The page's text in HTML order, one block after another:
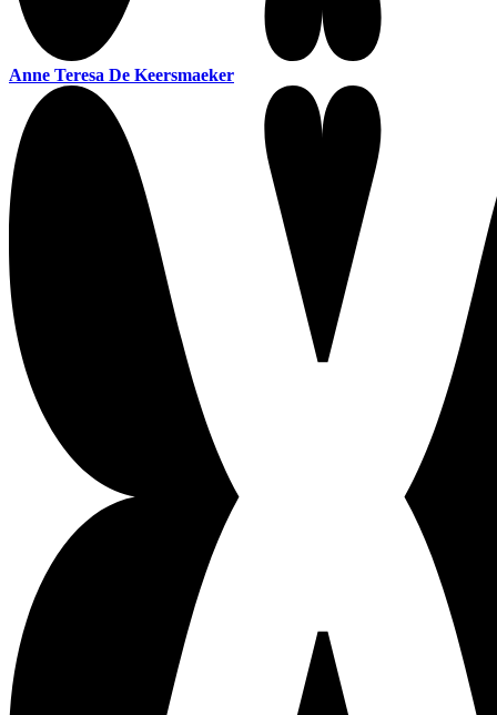
Anne Teresa De Keersmaeker